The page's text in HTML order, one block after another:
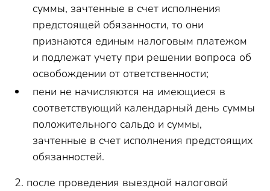
суммы, зачтенные в счет исполнения
предстоящей обязанности, то они
признаются единым налоговым платежом
и подлежат учету при решении вопроса об
освобождении от ответственности;
пени не начисляются на имеющиеся в
соответствующий календарный день суммы
положительного сальдо и суммы,
зачтенные в счет исполнения предстоящих
обязанностей.
2. после проведения выездной налоговой